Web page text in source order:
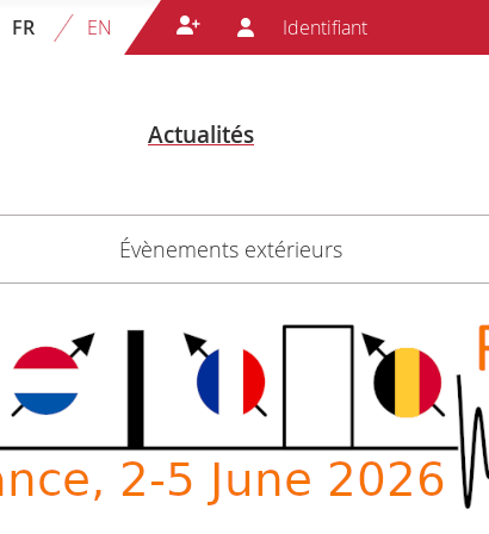
FR EN
Actualités
Évènements extérieurs